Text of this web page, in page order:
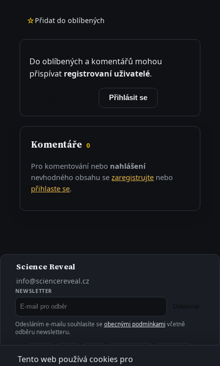
☆Přidat do oblíbených
Do oblíbených a komentářů mohou
přispívat registrovaní uživatelé.
Přihlásit se
Komentáře 0
Pro komentování nebo nahlášení
nevhodného obsahu sezaregistrujte nebo
přihlaste se.
Science Reveal
info@sciencereveal.cz
NEWSLETTER
Odesláním e-mailu souhlasíte se obecnými podmínkami včetně
odběru newsletteru.
Medicína
Ekologie Historie
Tento web používá cookies pro